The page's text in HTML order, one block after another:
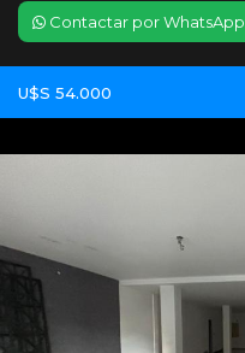
Contactar por WhatsApp
U$S 54.000